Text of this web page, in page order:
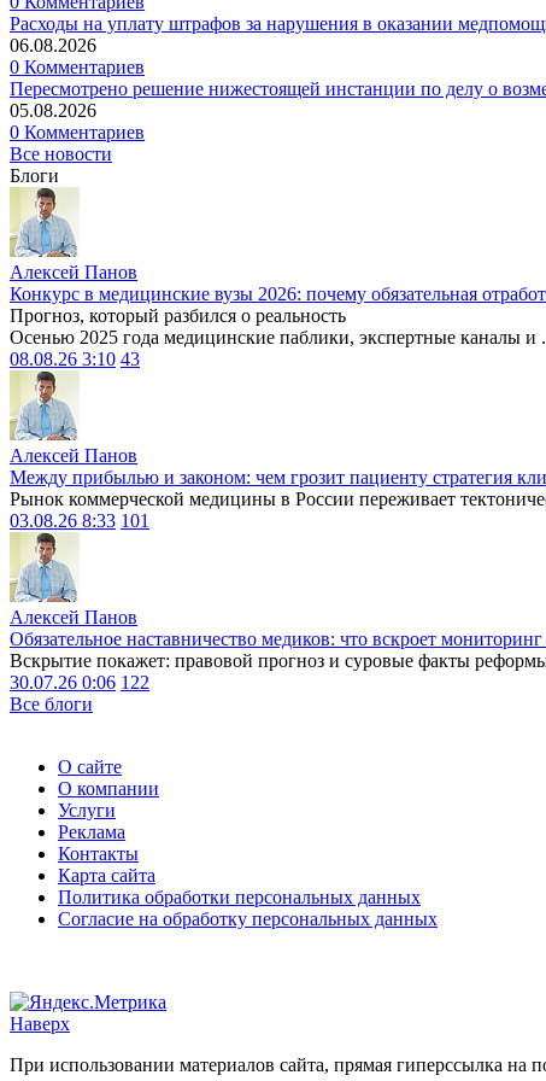
Расходы на уплату штрафов за нарушения в оказании
06.08.2026
0 Комментариев
Пересмотрено решение нижестоящей инстанции по делу о
05.08.2026
0 Комментариев
Все новости
Блоги
Алексей Панов
Конкурс в медицинские вузы 2026: почему обязательная
Прогноз, который разбился о реальность
Осенью 2025 года медицинские паблики, экспертные каналы и
08.08.26 3:10 43
Алексей Панов
Между прибылью и законом: чем грозит пациенту стратегия
Рынок коммерческой медицины в России переживает
03.08.26 8:33 101
Алексей Панов
Обязательное наставничество медиков: что вскроет
Вскрытие покажет: правовой прогноз и суровые факты
30.07.26 0:06 122
Все блоги
О сайте
О компании
Услуги
Реклама
Контакты
Карта сайта
Политика обработки персональных данных
Согласие на обработку персональных данных
Наверх
При использовании материалов сайта, прямая гиперссылка на